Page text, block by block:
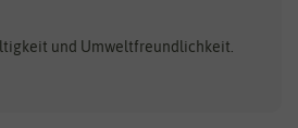
Hortitops
und Umweltfreundlichkeit.